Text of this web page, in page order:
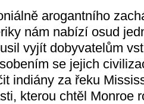
arogantního
nám nabízí osud
vyjít dobyvatelům
se jejich
indiány za řeku
kterou chtěl Monroe